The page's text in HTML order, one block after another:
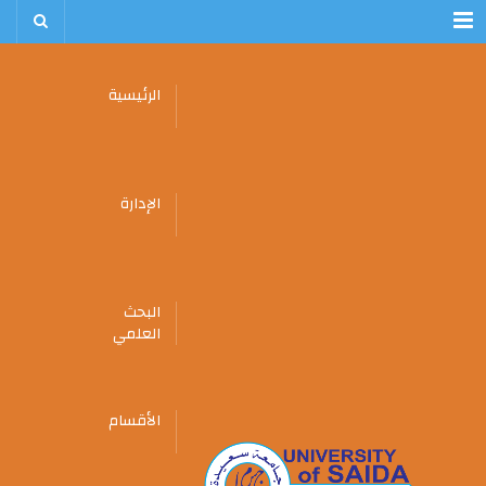
Menu
الرئيسية
الإدارة
البحث
العلمي
الأقسام